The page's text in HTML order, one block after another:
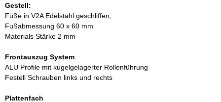
Gestell:
Füße in V2A Edelstahl geschliffen,
Fußabmessung 60 x 60 mm
Materials Stärke 2 mm
Frontauszug System
ALU Profile mit kugelgelagerter Rollenführung
Festell Schrauben links und rechts
Plattenfach